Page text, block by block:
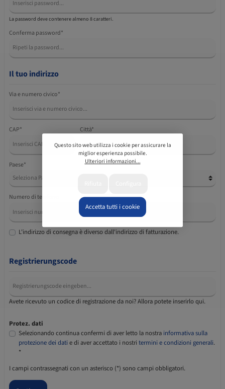
La password deve contenere almeno 8 caratteri.
Conferma password*
Il tuo indirizzo
Via e numero civico*
CAP* Città*
Paese*
Numero di telefono
L'indirizzo di consegna è diverso dall'indirizzo di fatturazione.
Registrierungscode
Avete ricevuto un codice di registrazione da noi? Allora potete inserirlo qui.
Protez. dati
Selezionando continua confermi di aver letto la nostra informativa sulla
protezione dei dati e di aver accettato i nostritermini e condizioni generali.
*
I campi contrassegnati con un asterisco (*) sono campi obbligatori.
Questo sito web utilizza i cookie per assicurare la
miglior esperienza possibile.
Ulteriori informazioni...
Accetta tutti i cookie